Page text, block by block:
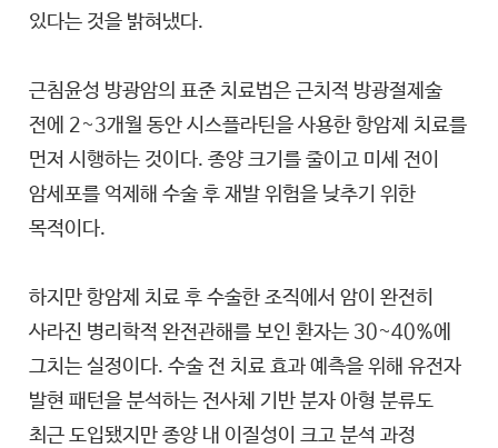
있다는 것을 밝혀냈다.
근침윤성 방광암의 표준 치료법은 근치적 방광절제술
전에 2~3개월 동안 시스플라틴을 사용한 항암제 치료를
먼저 시행하는 것이다. 종양 크기를 줄이고 미세 전이
암세포를 억제해 수술 후 재발 위험을 낮추기 위한
목적이다.
하지만 항암제 치료 후 수술한 조직에서 암이 완전히
사라진 병리학적 완전관해를 보인 환자는 30~40%에
그치는 실정이다. 수술 전 치료 효과 예측을 위해 유전자
발현 패턴을 분석하는 전사체 기반 분자 아형 분류도
최근 도입됐지만 종양 내 이질성이 크고 분석 과정